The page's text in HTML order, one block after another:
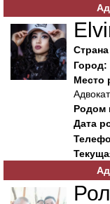
Город:
Место
Адвокат
Родом
Дата